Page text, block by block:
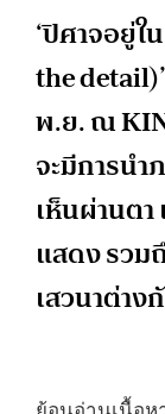
‘ปิศาจอยู่ใ
the
พ.ย. ณ
จะมีการน
เห็นผ่านต
แสดง รวม
เสวนาต่า